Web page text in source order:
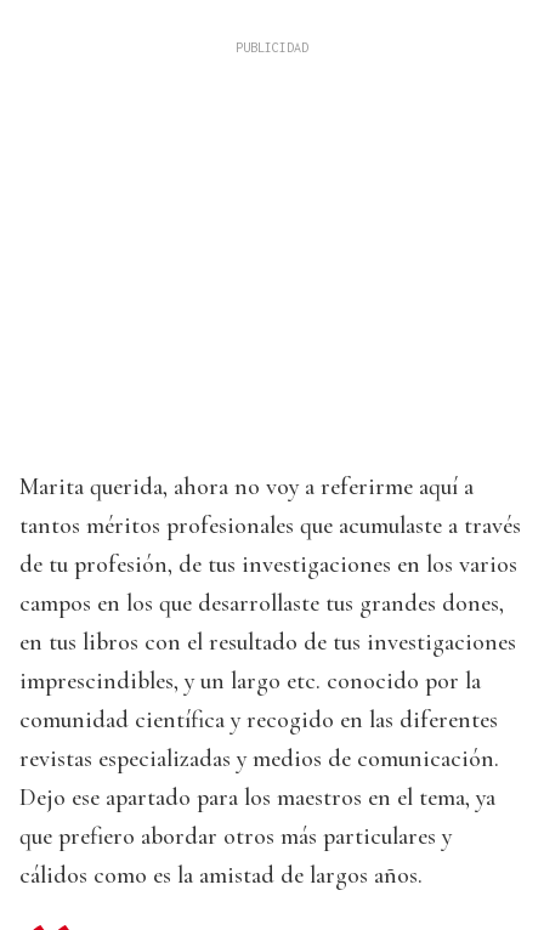
Marita querida, ahora no voy a referirme aquí a
tantos méritos profesionales que acumulaste a través
de tu profesión, de tus investigaciones en los varios
campos en los que desarrollaste tus grandes dones,
en tus libros con el resultado de tus investigaciones
imprescindibles, y un largo etc. conocido por la
comunidad científica y recogido en las diferentes
revistas especializadas y medios de comunicación.
Dejo ese apartado para los maestros en el tema, ya
que prefiero abordar otros más particulares y
cálidos como es la amistad de largos años.